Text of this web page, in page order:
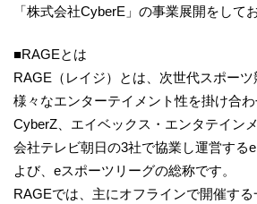
「株式会社CyberE」の事業展開をして
■RAGEとは
RAGE（レイジ）とは、次世代スポー
様々なエンターテイメント性を掛け合
CyberZ、エイベックス・エンタテイン
会社テレビ朝日の3社で協業し運営する
よび、eスポーツリーグの総称です。
RAGEでは、主にオフラインで開催す